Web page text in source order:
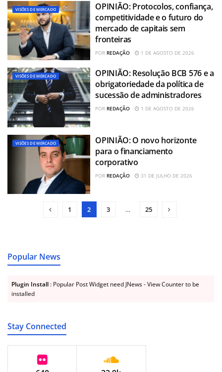
VISÕES DE MERCADO
OPINIÃO: Protocolos, confiança,
competitividade e o futuro do
mercado de capitais sem
fronteiras
POR REDAÇÃO 1 DE AGOSTO DE 2026
VISÕES DE MERCADO
OPINIÃO: Resolução BCB 576 e a
obrigatoriedade da política de
sucessão de administradores
POR REDAÇÃO 1 DE AGOSTO DE 2026
VISÕES DE MERCADO
OPINIÃO: O novo horizonte
para o financiamento
corporativo
POR REDAÇÃO 31 DE JULHO DE 2026
1 2 3 … 25
Popular News
Plugin Install : Popular Post Widget need JNews - View Counter to be
installed
Stay Connected